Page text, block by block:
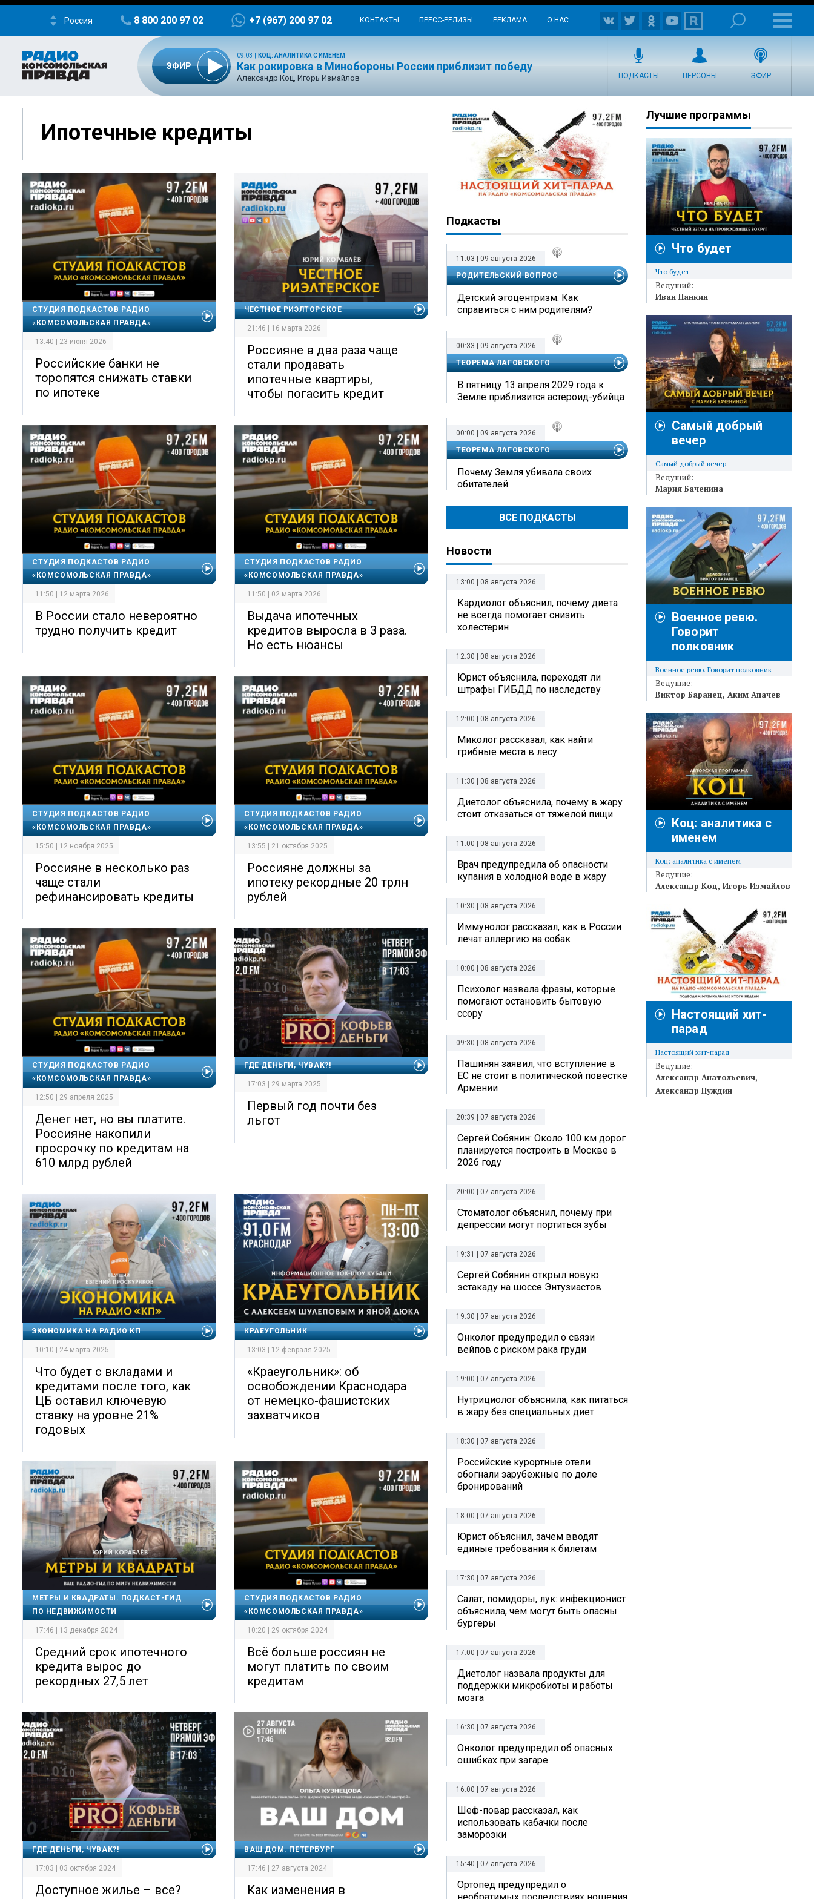
Россия 8 800 200 97 02 +7 (967) 200 97 02 КОНТАКТЫ ПРЕСС-РЕЛИЗЫ РЕКЛАМА О НАС
ЭФИР
09:03 КОЦ: АНАЛИТИКА С ИМЕНЕМ
Как рокировка в Минобороны России приблизит победу
Александр Коц, Игорь Измайлов ПОДКАСТЫ ПЕРСОНЫ ЭФИР
Ипотечные кредиты
СТУДИЯ ПОДКАСТОВ РАДИО
«КОМСОМОЛЬСКАЯ ПРАВДА»
13:40 | 23 июня 2026
Российские банки не
торопятся снижать ставки
по ипотеке
ЧЕСТНОЕ РИЭЛТОРСКОЕ
21:46 | 16 марта 2026
Россияне в два раза чаще
стали продавать
ипотечные квартиры,
чтобы погасить кредит
СТУДИЯ ПОДКАСТОВ РАДИО
«КОМСОМОЛЬСКАЯ ПРАВДА»
11:50 | 12 марта 2026
В России стало невероятно
трудно получить кредит
СТУДИЯ ПОДКАСТОВ РАДИО
«КОМСОМОЛЬСКАЯ ПРАВДА»
11:50 | 02 марта 2026
Выдача ипотечных
кредитов выросла в 3 раза.
Но есть нюансы
СТУДИЯ ПОДКАСТОВ РАДИО
«КОМСОМОЛЬСКАЯ ПРАВДА»
15:50 | 12 ноября 2025
Россияне в несколько раз
чаще стали
рефинансировать кредиты
СТУДИЯ ПОДКАСТОВ РАДИО
«КОМСОМОЛЬСКАЯ ПРАВДА»
13:55 | 21 октября 2025
Россияне должны за
ипотеку рекордные 20 трлн
рублей
СТУДИЯ ПОДКАСТОВ РАДИО
«КОМСОМОЛЬСКАЯ ПРАВДА»
12:50 | 29 апреля 2025
Денег нет, но вы платите.
Россияне накопили
просрочку по кредитам на
610 млрд рублей
ГДЕ ДЕНЬГИ, ЧУВАК?!
17:03 | 29 марта 2025
Первый год почти без
льгот
ЭКОНОМИКА НА РАДИО КП
10:10 | 24 марта 2025
Что будет с вкладами и
кредитами после того, как
ЦБ оставил ключевую
ставку на уровне 21%
годовых
КРАЕУГОЛЬНИК
13:03 | 12 февраля 2025
«Краеугольник»: об
освобождении Краснодара
от немецко-фашистских
захватчиков
МЕТРЫ И КВАДРАТЫ. ПОДКАСТ-ГИД
ПО НЕДВИЖИМОСТИ
17:46 | 13 декабря 2024
Средний срок ипотечного
кредита вырос до
рекордных 27,5 лет
СТУДИЯ ПОДКАСТОВ РАДИО
«КОМСОМОЛЬСКАЯ ПРАВДА»
10:20 | 29 октября 2024
Всё больше россиян не
могут платить по своим
кредитам
ГДЕ ДЕНЬГИ, ЧУВАК?!
17:03 | 03 октября 2024
Доступное жилье – все?
ВАШ ДОМ. ПЕТЕРБУРГ
17:46 | 27 августа 2024
Как изменения в
Подкасты
11:03 | 09 августа 2026
РОДИТЕЛЬСКИЙ ВОПРОС
Детский эгоцентризм. Как
справиться с ним родителям?
00:33 | 09 августа 2026
ТЕОРЕМА ЛАГОВСКОГО
В пятницу 13 апреля 2029 года к
Земле приблизится астероид-убийца
00:00 | 09 августа 2026
ТЕОРЕМА ЛАГОВСКОГО
Почему Земля убивала своих
обитателей
ВСЕ ПОДКАСТЫ
Новости
13:00 | 08 августа 2026
Кардиолог объяснил, почему диета
не всегда помогает снизить
холестерин
12:30 | 08 августа 2026
Юрист объяснила, переходят ли
штрафы ГИБДД по наследству
12:00 | 08 августа 2026
Миколог рассказал, как найти
грибные места в лесу
11:30 | 08 августа 2026
Диетолог объяснила, почему в жару
стоит отказаться от тяжелой пищи
11:00 | 08 августа 2026
Врач предупредила об опасности
купания в холодной воде в жару
10:30 | 08 августа 2026
Иммунолог рассказал, как в России
лечат аллергию на собак
10:00 | 08 августа 2026
Психолог назвала фразы, которые
помогают остановить бытовую
ссору
09:30 | 08 августа 2026
Пашинян заявил, что вступление в
ЕС не стоит в политической повестке
Армении
20:39 | 07 августа 2026
Сергей Собянин: Около 100 км дорог
планируется построить в Москве в
2026 году
20:00 | 07 августа 2026
Стоматолог объяснил, почему при
депрессии могут портиться зубы
19:31 | 07 августа 2026
Сергей Собянин открыл новую
эстакаду на шоссе Энтузиастов
19:30 | 07 августа 2026
Онколог предупредил о связи
вейпов с риском рака груди
19:00 | 07 августа 2026
Нутрициолог объяснила, как питаться
в жару без специальных диет
18:30 | 07 августа 2026
Российские курортные отели
обогнали зарубежные по доле
бронирований
18:00 | 07 августа 2026
Юрист объяснил, зачем вводят
единые требования к билетам
17:30 | 07 августа 2026
Салат, помидоры, лук: инфекционист
объяснила, чем могут быть опасны
бургеры
17:00 | 07 августа 2026
Диетолог назвала продукты для
поддержки микробиоты и работы
мозга
16:30 | 07 августа 2026
Онколог предупредил об опасных
ошибках при загаре
16:00 | 07 августа 2026
Шеф-повар рассказал, как
использовать кабачки после
заморозки
15:40 | 07 августа 2026
Ортопед предупредил о
Лучшие программы
Что будет
Что будет
Ведущий:
Иван Панкин
Самый добрый
вечер
Самый добрый вечер
Ведущий:
Мария Баченина
Военное ревю.
Говорит
полковник
Военное ревю. Говорит полковник
Ведущие:
Виктор Баранец Аким Апачев
Коц: аналитика с
именем
Коц: аналитика с именем
Ведущие:
Александр Коц Игорь Измайлов
Настоящий хит-
парад
Настоящий хит-парад
Ведущие:
Александр Анатольевич
Александр Нуждин